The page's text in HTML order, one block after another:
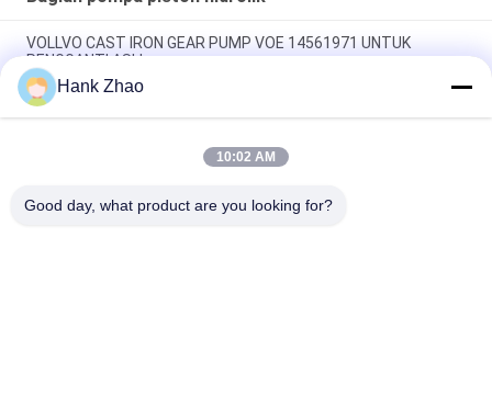
VOLLVO CAST IRON GEAR PUMP VOE 14561971 UNTUK
PENGGANTI ASLI
VOLLVO CAST IRON GEAR PUMP VOE 14537295 UNTUK
PENGGANTI ASLI
VOLLVO CAST IRON GEAR PUMP VOE 14782798 UNTUK
Hank Zhao
10:02 AM
Good day, what product are you looking for?